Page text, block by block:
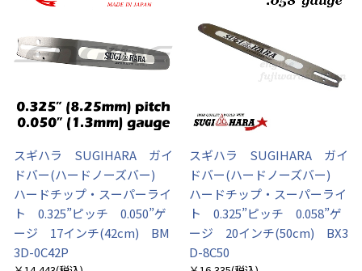
スギハラ SUGIHARA ガイ
ドバー(ハードノーズバー)
ハードチップ・スーパーライ
ト 0.325”ピッチ 0.050”ゲ
ージ 17インチ(42cm) BM
3D-0C42P
スギハラ SUGIHARA ガイ
ドバー(ハードノーズバー)
ハードチップ・スーパーライ
ト 0.325”ピッチ 0.058”ゲ
ージ 20インチ(50cm) BX3
D-8C50